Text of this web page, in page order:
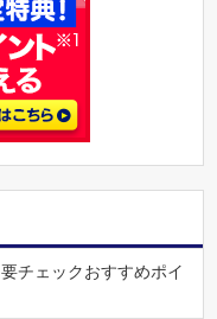
チェックおすすめポイ